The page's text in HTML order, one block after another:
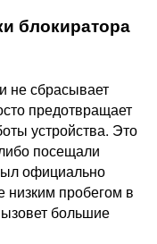
блокиратора
не сбрасывает
предотвращает
устройства. Это
посещали
официально
низким пробегом в
большие